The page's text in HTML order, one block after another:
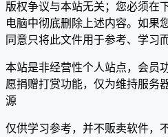
版权争议与本站无关；您必须在
电脑中彻底删除上述内容。如果
同意只将此文件用于参考、学习
本站是非经营性个人站点，会员
愿捐赠打赏功能，仅为维持服务
源
仅供学习参考，并不贩卖软件，